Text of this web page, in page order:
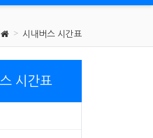
시내버스 시간표
시간표